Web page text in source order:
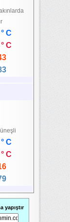
C
C
C
C
yapıştır